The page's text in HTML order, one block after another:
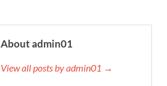
About admin01
View all posts by admin01 →